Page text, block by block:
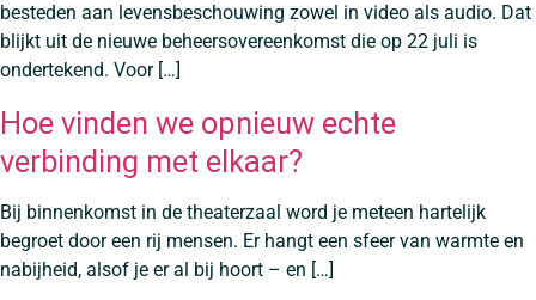
besteden aan levensbeschouwing zowel in video als audio. Dat
blijkt uit de nieuwe beheersovereenkomst die op 22 juli is
ondertekend. Voor […]
Hoe vinden we opnieuw echte
verbinding met elkaar?
Bij binnenkomst in de theaterzaal word je meteen hartelijk
begroet door een rij mensen. Er hangt een sfeer van warmte en
nabijheid, alsof je er al bij hoort – en […]